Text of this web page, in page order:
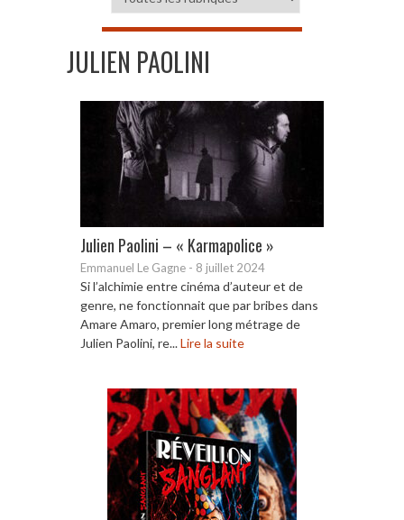
JULIEN PAOLINI
Julien Paolini – « Karmapolice »
Emmanuel Le Gagne - 8 juillet 2024
Si l’alchimie entre cinéma d’auteur et de
genre, ne fonctionnait que par bribes dans
Amare Amaro, premier long métrage de
Julien Paolini, re...Lire la suite